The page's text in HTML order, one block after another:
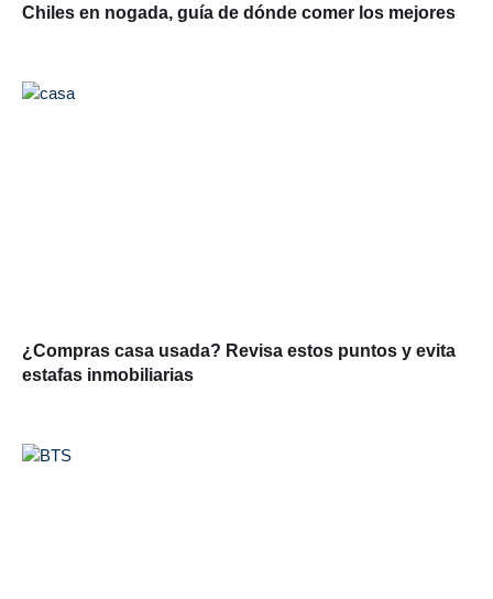
Chiles en nogada, guía de dónde comer los mejores
¿Compras casa usada? Revisa estos puntos y evita
estafas inmobiliarias